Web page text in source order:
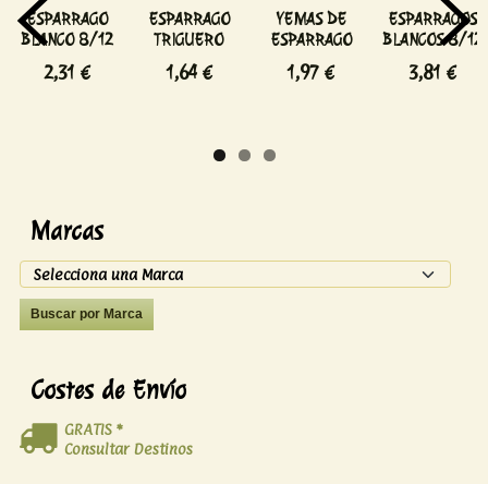
ESPARRAGO
BLANCO 8/12
2,31 €
ESPARRAGO
TRIGUERO
1,64 €
YEMAS DE
ESPARRAGO
1,97 €
ESPARRAGOS
BLANCOS 8/12
3,81 €
Marcas
Costes de Envío
GRATIS *
Consultar Destinos